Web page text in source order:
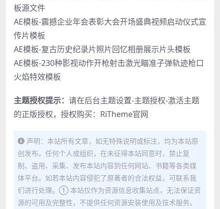
板源文件
AE模板-震撼企业年会表彰大会开场盛典视频启动仪式宣
传片模板
AE模板-复古历史纪录片照片回忆相册展示片头模板
AE模板-230种影视动作开枪射击激光瞄准子弹轨迹枪口
火焰特效模板
主题授权提示： 请在后台主题设置-主题授权-激活主题
的正版授权，授权购买： RiTheme官网
声明：本站所有文章，如无特殊说明或标注，均为本站原
创发布。任何个人或组织，在未征得本站同意时，禁止复
制、盗用、采集、发布本站内容到任何网站、书籍等各类媒
体平台。如若本站内容侵犯了原著者的合法权益，可联系我
们进行处理。① 本站仅作为资源信息收集站点，无法保证资
源的可用及完整性，不提供任何资源安装使用及技术服务。